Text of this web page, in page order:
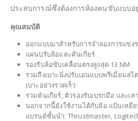
ประสบการณ์ซึ่งต้องการห้องคนขับแบบอ
คุณสมบัติ
ออกแบบมาสำหรับการจำลองการแข่ง
แผ่นปรับล้อและคันเกียร์
รองรับล้อขับเคลื่อนตรงสูงสุด 13 NM
รวมถึงเบาะนั่งปรับเอนแบบพรีเมี่ยมส
เบาะอย่างรวดเร็ว
รวมคันเกียร์, ตัวรองรับเบรกมือ และเ
นอกจากนี้ยังใช้งานได้กับล้อ แป้นเหยี
แบรนด์ชั้นนำ: Thrustmaster,